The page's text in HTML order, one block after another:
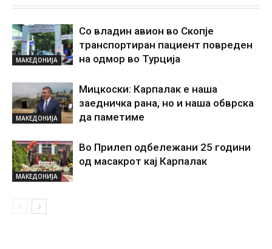
МАКЕДОНИЈА
Со владин авион во Скопје
транспортиран пациент повреден
на одмор во Турција
МАКЕДОНИЈА
Мицкоски: Карпалак е наша
заедничка рана, но и наша обврска
да паметиме
МАКЕДОНИЈА
Во Прилеп одбележани 25 години
од масакрот кај Карпалак